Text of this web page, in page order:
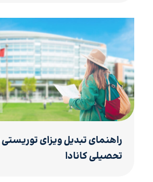
راهنمای تبدیل ویزای توریستی
تحصیلی کانادا